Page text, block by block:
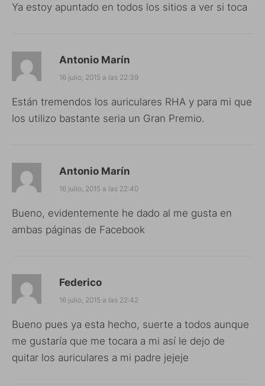
Ya estoy apuntado en todos los sitios a ver si toca
Antonio Marín
16 julio, 2015 a las 22:39
Están tremendos los auriculares RHA y para mi que
los utilizo bastante seria un Gran Premio.
Antonio Marín
16 julio, 2015 a las 22:40
Bueno, evidentemente he dado al me gusta en
ambas páginas de Facebook
Federico
16 julio, 2015 a las 22:42
Bueno pues ya esta hecho, suerte a todos aunque
me gustaría que me tocara a mi así le dejo de
quitar los auriculares a mi padre jejeje